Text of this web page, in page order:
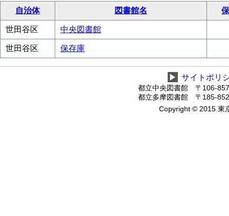
自治体
図書館名
世田谷区 中央図書館
世田谷区 保存庫
▶ サイトポリ
都立中央図書館 〒106-
都立多摩図書館 〒185-
Copyright © 2015 東